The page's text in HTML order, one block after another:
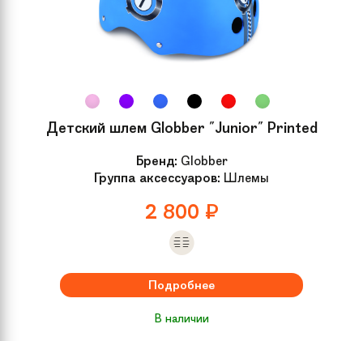
Детский шлем Globber "Junior" Printed
Бренд: Globber
Группа аксессуаров: Шлемы
2 800 ₽
Подробнее
В наличии